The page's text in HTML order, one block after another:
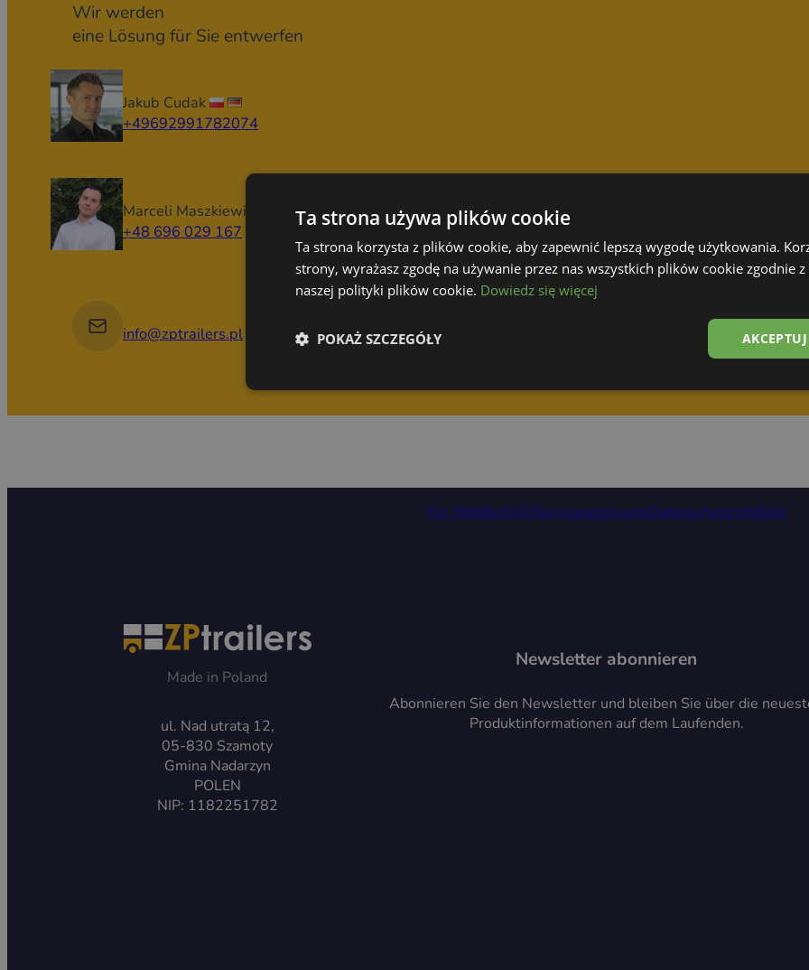
Wir werden
eine Lösung für Sie entwerfen
Jakub Cudak
+49692991782074
Marceli Maszkiewicz
+48 696 029 167
info@zptrailers.pl
Für HändlerFAQServicebetreuungDatenschutzrichtlinie
Made in Poland
ul. Nad utratą 12,
05-830 Szamoty
Gmina Nadarzyn
POLEN
NIP: 1182251782
Newsletter abonnieren
Abonnieren Sie den Newsletter und bleiben Sie über die
Produktinformationen auf dem Laufenden.
Ta strona używa plików cookie
Ta strona korzysta z plików cookie, aby zapewnić lepszą wygodę użytkowania.
strony, wyrażasz zgodę na używanie przez nas wszystkich plików cookie zgodnie
naszej polityki plików cookie. Dowiedz się więcej
POKAŻ SZCZEGÓŁY